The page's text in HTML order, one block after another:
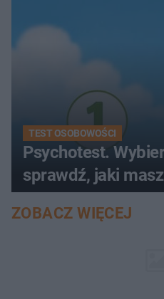
TEST OSOBOWOŚCI
Psychotest.
sprawdź, jaki
ZOBACZ WIĘCEJ